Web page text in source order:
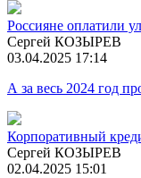
Россияне оплатили
Сергей КОЗЫРЕВ
03.04.2025 17:14
А за весь 2024 год
Корпоративный
Сергей КОЗЫРЕВ
02.04.2025 15:01